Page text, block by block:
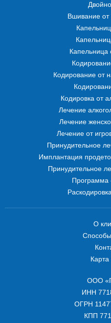
Вшивание от
Капельница
Кодирование от
Кодировка от
Лечение
Лечение
Лечение от
Принудительное
Имплантация
Принудительное
Программа
О
Карта
ООО
ИНН
ОГРН
КПП